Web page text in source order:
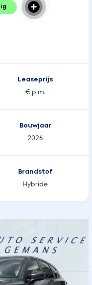
Leaseprijs
€ p.m.
Bouwjaar
2026
Brandstof
Hybride